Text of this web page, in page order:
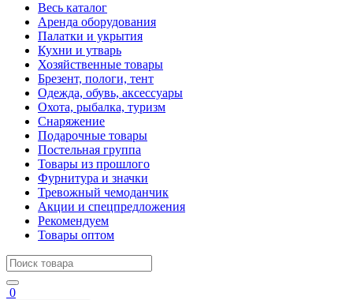
Весь каталог
Аренда оборудования
Палатки и укрытия
Кухни и утварь
Хозяйственные товары
Брезент, пологи, тент
Одежда, обувь, аксессуары
Охота, рыбалка, туризм
Снаряжение
Подарочные товары
Постельная группа
Товары из прошлого
Фурнитура и значки
Тревожный чемоданчик
Акции и спецпредложения
Рекомендуем
Товары оптом
0